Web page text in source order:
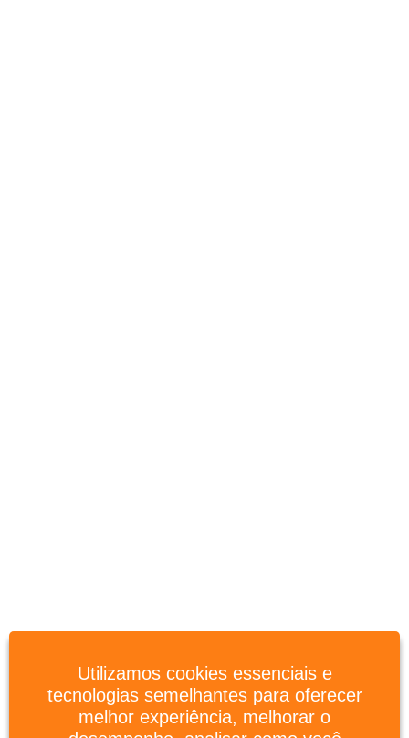
Utilizamos cookies essenciais e
tecnologias semelhantes para oferecer
melhor experiência, melhorar o